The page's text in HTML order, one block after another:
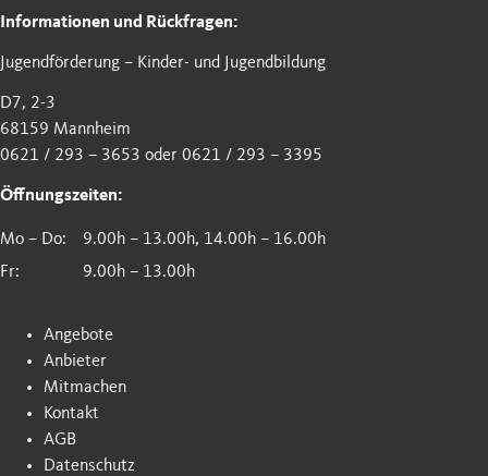
Informationen und Rückfragen:
Jugendförderung – Kinder- und Jugendbildung
D7, 2-3
68159 Mannheim
0621 / 293 – 3653 oder 0621 / 293 – 3395
Öffnungszeiten:
Mo – Do:
9.00h – 13.00h, 14.00h – 16.00h
Fr:
9.00h – 13.00h
Angebote
Anbieter
Mitmachen
Kontakt
AGB
Datenschutz